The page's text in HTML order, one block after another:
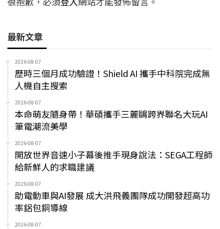
最新文章
2026-08-07
歷時三個月成功驗證！Shield AI 攜手中科院完成無
人機自主搜索
2026-08-07
本命萌友隨身帶！華碩攜手三麗鷗跨界聯名大玩AI
筆電潮流美學
2026-08-07
開放世界音速小子幕後推手現身說法：SEGA工程師
給新鮮人的求職建議
2026-08-07
助電動車與AI發展 成大洪飛義團隊成功開發超高功
率鋁包銅導線
2026-08-07